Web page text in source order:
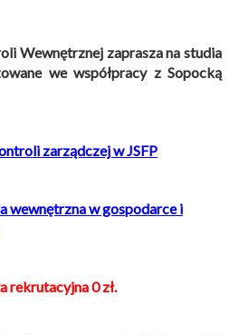
Wewnętrznej zaprasza na studia
we współpracy z Sopocką
zarządczej w JSFP
wewnętrzna w gospodarce i
rekrutacyjna 0 zł.